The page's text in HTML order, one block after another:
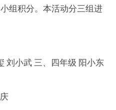
组积分。本活动分三组进
刘小武 三、四年级 阳小东